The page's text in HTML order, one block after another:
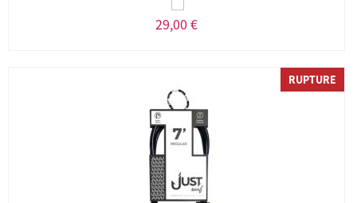
29,00 €
RUPTURE